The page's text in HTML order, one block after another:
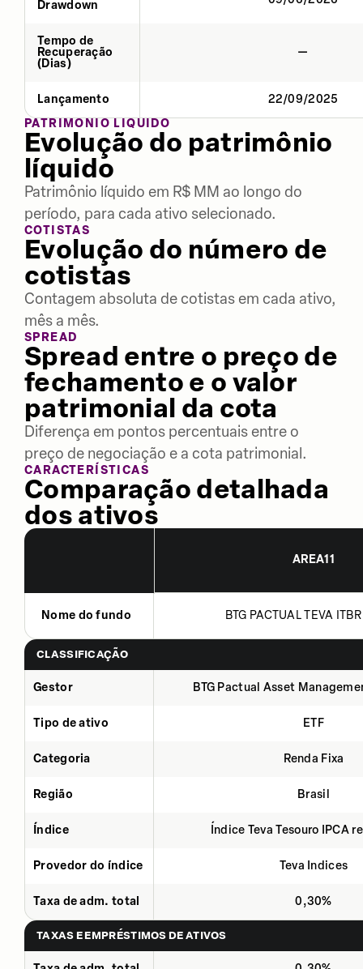
Drawdown
Tempo de
Recuperação
(Dias)
—
Lançamento
22/09/2025
PATRIMÔNIO LÍQUIDO
Evolução do patrimônio
líquido
Patrimônio líquido em R$ MM ao longo do
período, para cada ativo selecionado.
COTISTAS
Evolução do número de
cotistas
Contagem absoluta de cotistas em cada ativo,
mês a mês.
SPREAD
Spread entre o preço de
fechamento e o valor
patrimonial da cota
Diferença em pontos percentuais entre o
preço de negociação e a cota patrimonial.
CARACTERÍSTICAS
Comparação detalhada
dos ativos
AREA11
Nome do fundo BTG PACTUAL TEVA
CLASSIFICAÇÃO
Gestor BTG Pactual Asset
Tipo de ativo ETF
Categoria Renda Fixa
Região Brasil
Índice Índice Teva Tesouro IPCA
Provedor do índice Teva Indices
Taxa de adm. total 0,30%
TAXAS E EMPRÉSTIMOS DE ATIVOS